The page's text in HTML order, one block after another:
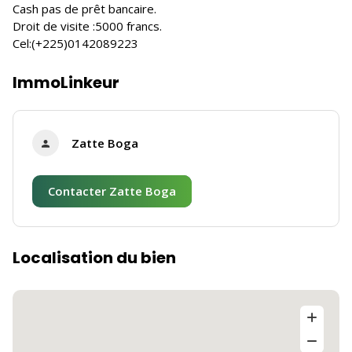
Cash pas de prêt bancaire.
Droit de visite :5000 francs.
Cel:(+225)0142089223
ImmoLinkeur
Zatte Boga
Contacter Zatte Boga
Localisation du bien